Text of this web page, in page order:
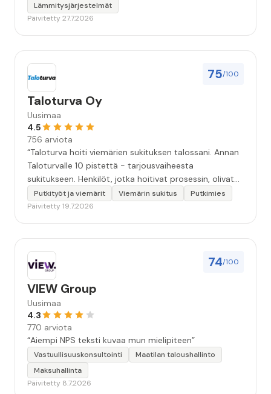
Lämmitysjärjestelmät
Päivitetty 27.7.2026
75/100
Taloturva Oy
Uusimaa
4.5
756 arviota
“Taloturva hoiti viemärien sukituksen talossani. Annan
Taloturvalle 10 pistettä - tarjousvaiheesta
sukitukseen. Henkilöt, jotka hoitivat prosessin, olivat
ammattitaitoisia ja miellyttäviä. Remontin jälkeen
saamani materiaali tehtävän suorittamisesta oli
Putkityöt ja viemärit Viemärin sukitus
Putkimies
Päivitetty 19.7.2026
74/100
VIEW Group
Uusimaa
4.3
770 arviota
“Aiempi NPS teksti kuvaa mun mielipiteen”
Vastuullisuuskonsultointi
Maatilan taloushallinto
Maksuhallinta
Päivitetty 8.7.2026